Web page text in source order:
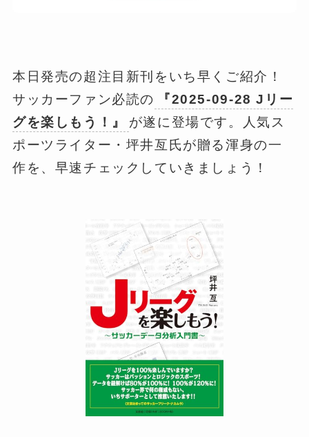
本日発売の超注目新刊をいち早くご紹介！
サッカーファン必読の
『2025-09-28 Jリー
グを楽しもう！』
が遂に登場です。人気ス
ポーツライター・坪井亙氏が贈る渾身の一
作を、早速チェックしていきましょう！